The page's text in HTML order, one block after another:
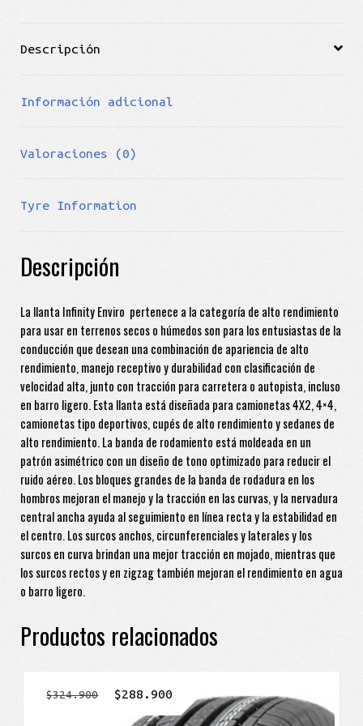
Descripción
Información adicional
Valoraciones (0)
Tyre Information
Descripción
La llanta Infinity Enviro pertenece a la categoría de alto rendimiento
para usar en terrenos secos o húmedos son para los entusiastas de la
conducción que desean una combinación de apariencia de alto
rendimiento, manejo receptivo y durabilidad con clasificación de
velocidad alta, junto con tracción para carretera o autopista, incluso
en barro ligero. Esta llanta está diseñada para camionetas 4X2, 4×4,
camionetas tipo deportivos, cupés de alto rendimiento y sedanes de
alto rendimiento. La banda de rodamiento está moldeada en un
patrón asimétrico con un diseño de tono optimizado para reducir el
ruido aéreo. Los bloques grandes de la banda de rodadura en los
hombros mejoran el manejo y la tracción en las curvas, y la nervadura
central ancha ayuda al seguimiento en línea recta y la estabilidad en
el centro. Los surcos anchos, circunferenciales y laterales y los
surcos en curva brindan una mejor tracción en mojado, mientras que
los surcos rectos y en zigzag también mejoran el rendimiento en agua
o barro ligero.
Productos relacionados
$324.900
El
precio
$288.900
precio